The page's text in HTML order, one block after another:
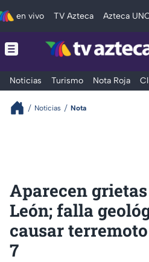
en vivo TV Azteca Azteca
Noticias Turismo Nota Roja
Noticias Nota
Aparecen
León; falla
causar
7